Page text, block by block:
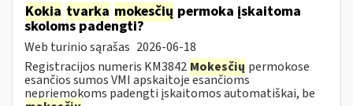
Kokia tvarka mokesčių permoka įskaitoma
skoloms padengti?
Web turinio sąrašas 2026-06-18
Registracijos numeris KM3842 Mokesčių permokose
esančios sumos VMI apskaitoje esančioms
nepriemokoms padengti įskaitomos automatiškai, be